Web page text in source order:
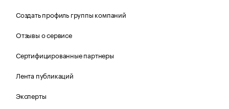
Создать профиль группы компаний
Отзывы о сервисе
Сертифицированные партнеры
Лента публикаций
Эксперты